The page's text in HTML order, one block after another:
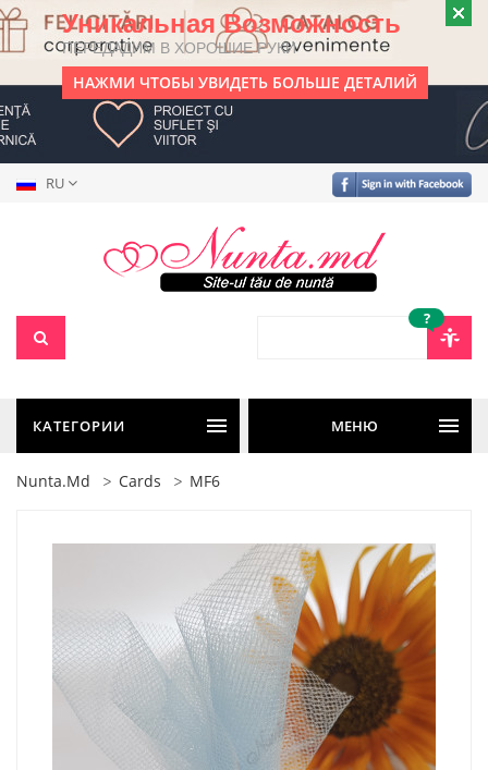
Уникальная Возможность
ПЕРЕДАДИМ В ХОРОШИЕ РУКИ
НАЖМИ ЧТОБЫ УВИДЕТЬ БОЛЬШЕ ДЕТАЛИЙ
RU
?
КАТЕГОРИИ МЕНЮ
Nunta.md Cards MF6